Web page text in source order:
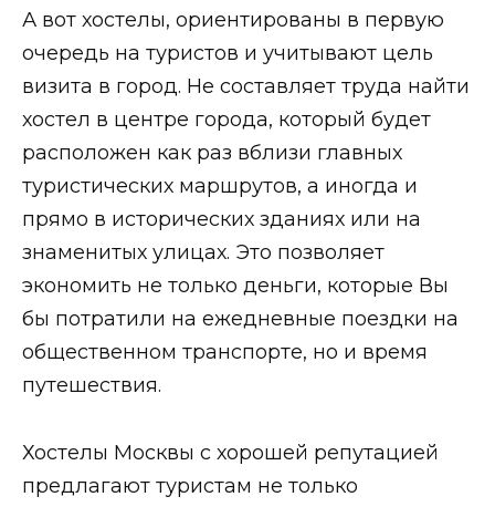
А вот хостелы, ориентированы в первую
очередь на туристов и учитывают цель
визита в город. Не составляет труда найти
хостел в центре города, который будет
расположен как раз вблизи главных
туристических маршрутов, а иногда и
прямо в исторических зданиях или на
знаменитых улицах. Это позволяет
экономить не только деньги, которые Вы
бы потратили на ежедневные поездки на
общественном транспорте, но и время
путешествия.
Хостелы Москвы с хорошей репутацией
предлагают туристам не только